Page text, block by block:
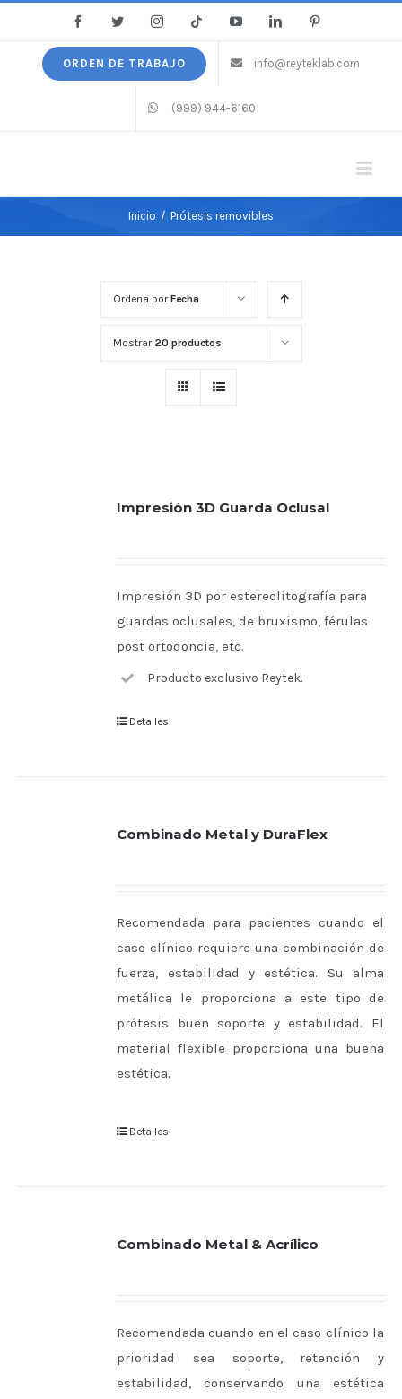
contenido
FacebookTwitter InstagramTiktok YouTubeLinkedIn
ORDEN DE TRABAJO info@reyteklab.com
(999) 944-6160
Inicio / Prótesis removibles
Ordena porFecha
Mostrar 20 productos
Impresión 3D Guarda Oclusal
Impresión 3D por estereolitografía para
guardas oclusales, de bruxismo, férulas
post ortodoncia, etc.
Producto exclusivo Reytek.
Detalles
Combinado Metal y DuraFlex
Recomendada para pacientes cuando el
caso clínico requiere una combinación de
fuerza, estabilidad y estética. Su alma
metálica le proporciona a este tipo de
prótesis buen soporte y estabilidad. El
material flexible proporciona una buena
estética.
Detalles
Combinado Metal & Acrílico
Recomendada cuando en el caso clínico la
prioridad sea soporte, retención y
estabilidad, conservando una estética